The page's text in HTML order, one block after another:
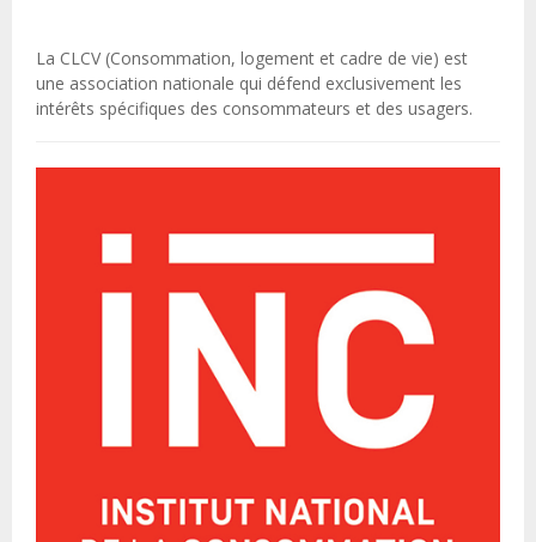
La CLCV (Consommation, logement et cadre de vie) est
une association nationale qui défend exclusivement les
intérêts spécifiques des consommateurs et des usagers.